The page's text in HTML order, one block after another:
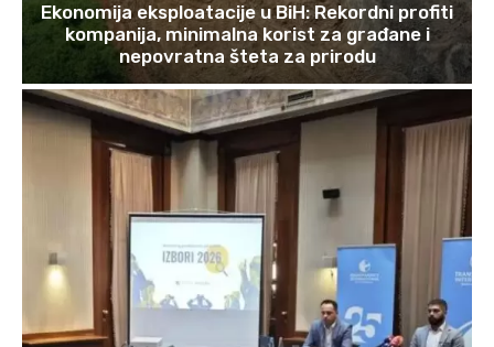
Ekonomija eksploatacije u BiH: Rekordni profiti
kompanija, minimalna korist za građane i
nepovratna šteta za prirodu